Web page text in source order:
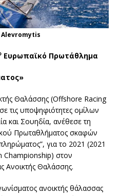
Alevromytis
Ευρωπαϊκό Πρωτάθλημα
Θαλάσσης (Offshore Racing
τις υποψηφιότητες ομίλων
και Σουηδία, ανέθεσε τη
Πρωταθλήματος σκαφών
για το 2021 (2021
Championship) στον
Ανοικτής Θαλάσσης.
ανοικτής θάλασσας